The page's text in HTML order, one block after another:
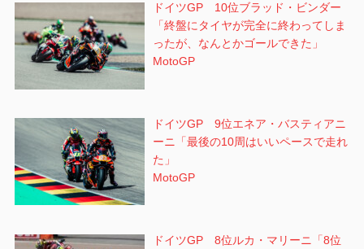
ドイツGP 10位ブラッド・ビンダー
「終盤にタイヤが完全に終わってしま
ったが、なんとかゴールできた」
MotoGP
ドイツGP 9位エネア・バスティアニ
ーニ「最後の10周はいいペースで走れ
た」
MotoGP
ドイツGP 8位ルカ・マリーニ「8位